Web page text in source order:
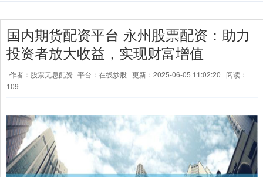
国内期货配资平台 永州股票配资：助力
投资者放大收益，实现财富增值
作者：股票无息配资 平台：在线炒股 更新：2025-06-05 11:02:20
阅读：
109